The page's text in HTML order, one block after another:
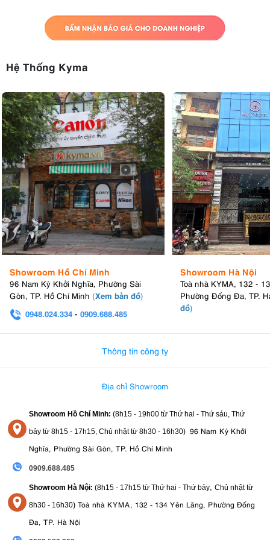
Mặc dù ống kính không có khả năng chống chịu thời tiết, nhưng nó
được chế tạo tốt và cân bằng tốt trên các thân máy ảnh không gương
lật full-frame nhỏ hơn của Canon, chẳng hạn như EOS R6 Mark III.
5. Review ưu và nhược điểm của Canon RF
45mm F1.2 STM
5.1. Ưu điểm:
Khẩu độ siêu lớn F1.2
Hiệu suất quang học tốt
Motor bước STM hoạt động êm ái và lấy nét khá nhanh
Nhẹ và gọn (346g), lý tưởng cho bộ kit di động
Có vòng điều khiển tùy chỉnh riêng biệt
Giá cả cực kỳ phải chăng
5.2. Nhược điểm:
Không có khả năng chống chịu thời tiết
11.910.000 VNĐ (hoặc469,99 USD
tại thị trường quốc tế), ống kính
này giúp người dùng dễ dàng chạm đến chất lượng hình ảnh đẳng
cấp F1.2 mà không cần đầu tư quá nhiều.
7. Khả năng tương thích của Canon RF
45mm F1.2 STM
Ống kính RF 45mm F1.2 STM tương thích với tất cả máy ảnh Canon
ngàm RF, bao gồm thân máy full-frame (dòng R8, R6, R5, R1, RP)
với tiêu cự 45mm, và thân máy APS-C (R7, R10, R50, R100) với tiêu
Hệ Thống Kyma
Showroom Hồ Chí Minh
96 Nam Kỳ Khởi Nghĩa, Phường Sài
Gòn, TP. Hồ Chí Minh (Xem bản đồ)
0948.024.334 - 0909.688.485
Showroom Hà Nội
Toà nhà KYMA, 132 -
Phường Đống Đa, TP.
đồ)
Thông tin công ty
Địa chỉ Showroom
Showroom Hồ Chí Minh: (8h15 - 19h00 từ Thứ hai - Thứ sáu, Thứ
bảy từ 8h15 - 17h15, Chủ nhật từ 8h30 - 16h30) 96 Nam Kỳ Khởi
Nghĩa, Phường Sài Gòn, TP. Hồ Chí Minh
0909.688.485
Showroom Hà Nội: (8h15 - 17h15 từ Thứ hai - Thứ bảy, Chủ nhật từ
8h30 - 16h30) Toà nhà KYMA, 132 - 134 Yên Lãng, Phường Đống
Đa, TP. Hà Nội